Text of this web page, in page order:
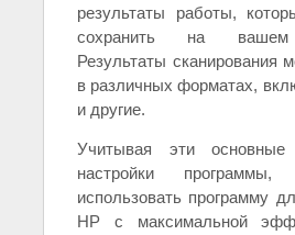
результаты работы,
сохранить на вашем
Результаты сканирования
в различных форматах,
и другие.
Учитывая эти основные
настройки
использовать программу
HP с максимальной